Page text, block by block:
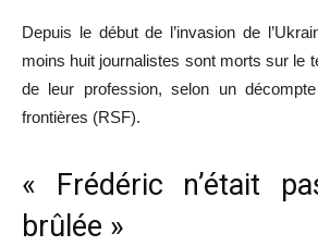
Depuis le début de l’invasion de
moins huit journalistes sont morts sur le
de leur profession, selon un
frontières (RSF).
« Frédéric n’était
brûlée »